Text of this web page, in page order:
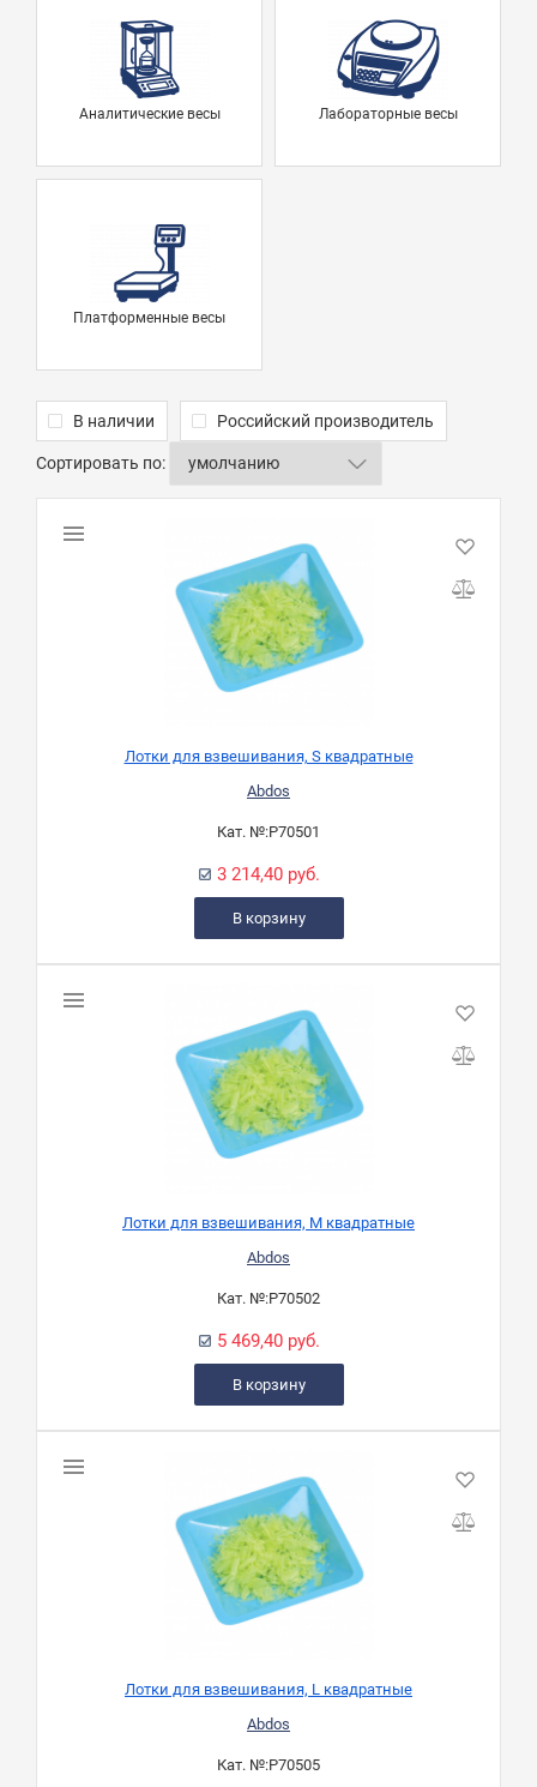
Аналитические весы Лабораторные весы
Платформенные весы
В наличии Российский производитель
Сортировать по:
Лотки для взвешивания, S квадратные
Abdos
Кат. №:P70501
3 214,40 руб.
В корзину
Лотки для взвешивания, M квадратные
Abdos
Кат. №:P70502
5 469,40 руб.
В корзину
Лотки для взвешивания, L квадратные
Abdos
Кат. №:P70505